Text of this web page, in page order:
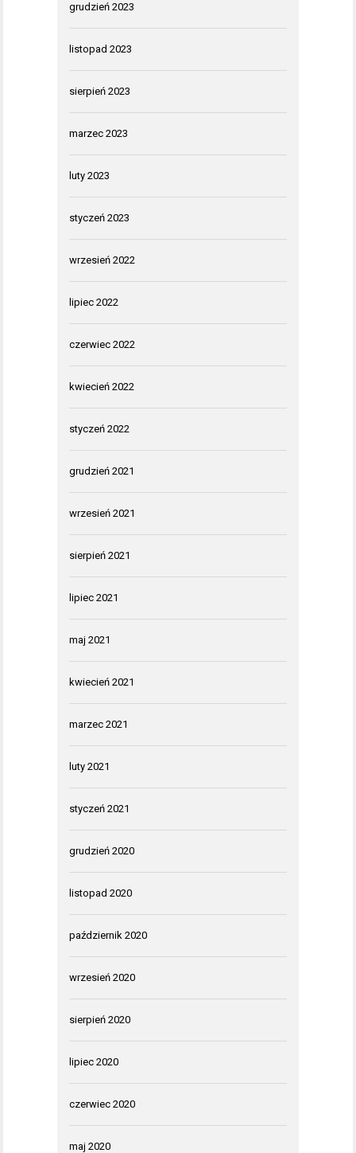
grudzień 2023
listopad 2023
sierpień 2023
marzec 2023
luty 2023
styczeń 2023
wrzesień 2022
lipiec 2022
czerwiec 2022
kwiecień 2022
styczeń 2022
grudzień 2021
wrzesień 2021
sierpień 2021
lipiec 2021
maj 2021
kwiecień 2021
marzec 2021
luty 2021
styczeń 2021
grudzień 2020
listopad 2020
październik 2020
wrzesień 2020
sierpień 2020
lipiec 2020
czerwiec 2020
maj 2020